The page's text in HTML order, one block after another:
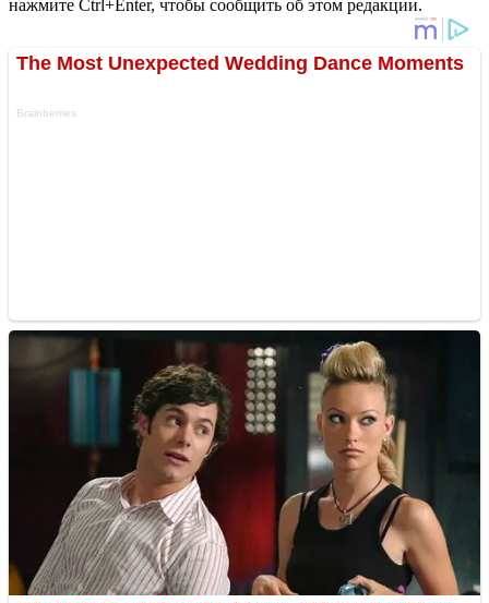
нажмите Ctrl+Enter, чтобы сообщить об этом редакции.